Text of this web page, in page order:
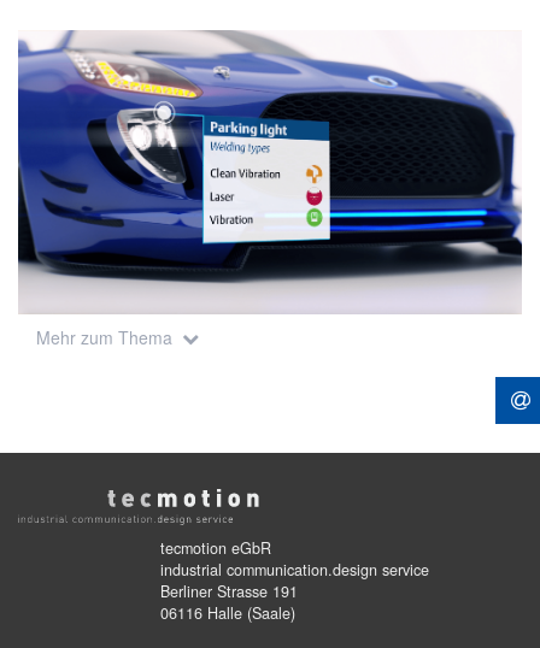
Mehr zum Thema
tecmotion eGbR
industrial communication.design service
Berliner Strasse 191
06116 Halle (Saale)